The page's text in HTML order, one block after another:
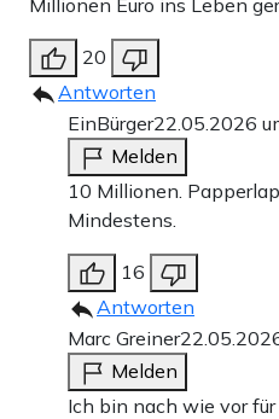
20
Antworten
EinBürger22.05.2026
Melden
10 Millionen.
Mindestens.
16
Antworten
Marc Greiner
Melden
Ich bin nach wie vor